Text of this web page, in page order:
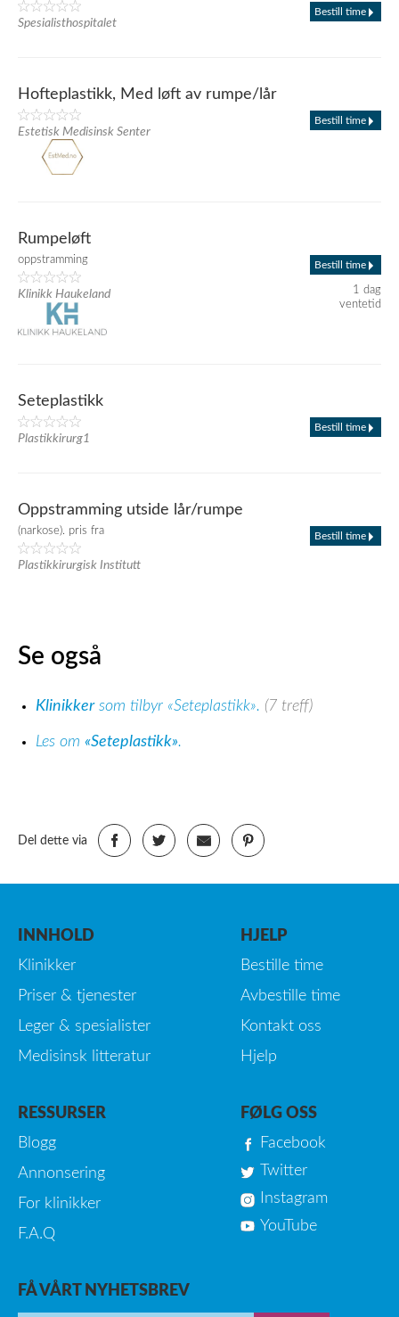
Spesialisthospitalet
Bestill time
Hofteplastikk, Med løft av rumpe/lår
Estetisk Medisinsk Senter
Bestill time
Rumpeløft
oppstramming
Klinikk Haukeland
Bestill time
1 dag
ventetid
Seteplastikk
Plastikkirurg1
Bestill time
Oppstramming utside lår/rumpe
(narkose). pris fra
Plastikkirurgisk Institutt
Bestill time
Se også
Klinikkersom tilbyr «Seteplastikk». (7 treff)
Les om «Seteplastikk».
Del dette via
INNHOLD
Klinikker
Priser & tjenester
Leger & spesialister
Medisinsk litteratur
HJELP
Bestille time
Avbestille time
Kontakt oss
Hjelp
RESSURSER
Blogg
Annonsering
For klinikker
F.A.Q
FØLG OSS
Facebook
Twitter
Instagram
YouTube
FÅ VÅRT NYHETSBREV